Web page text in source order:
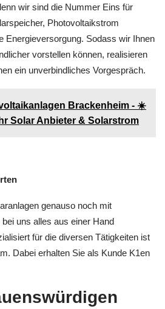
wir sind die Nummer Eins für
Photovoltaikstrom
Energieversorgung. Sodass wir Ihnen
vorstellen können, realisieren
ein unverbindliches Vorgespräch.
Brackenheim - ☀️
Solar Anbieter & Solarstrom
genauso noch mit
uns alles aus einer Hand
für die diversen Tätigkeiten ist
Dabei erhalten Sie als Kunde K1en